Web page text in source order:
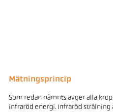
Mätningsprincip
Som redan nämnts avger alla
infraröd energi. Infraröd strålning